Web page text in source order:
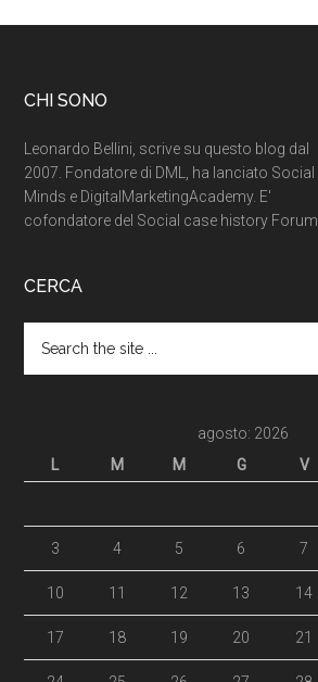
CHI SONO
Leonardo Bellini, scrive su questo blog dal
2007. Fondatore di DML, ha lanciato Social
Minds e DigitalMarketingAcademy. E'
cofondatore del Social case history Forum.
CERCA
agosto: 2026
L
M M G V
3 4 5 6 7
10 11 12 13 14
17 18 19 20 21